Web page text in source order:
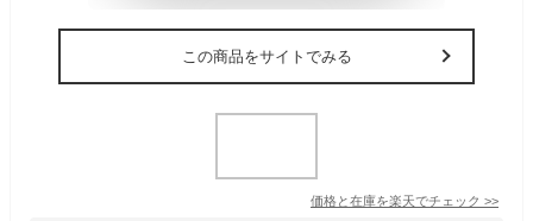
この商品をサイトでみる
価格と在庫を楽天でチェック >>